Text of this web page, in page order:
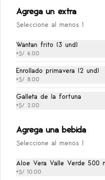
S/
Agrega un extra
Seleccione al menos 1
Wantan frito (3 und)
+S/ 6.00
Enrollado primavera (2 und)
+S/ 8.00
Galleta de la fortuna
+S/ 2.00
Agrega una bebida
Seleccione al menos 1
Aloe Vera Valle Verde 500
+S/ 10.00